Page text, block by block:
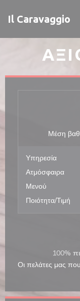
Il Caravaggio
Μέση
Υπηρεσία
Ατμόσφαιρα
Μενού
Ποιότητα/Τιμή
100%
Οι πελάτες μας